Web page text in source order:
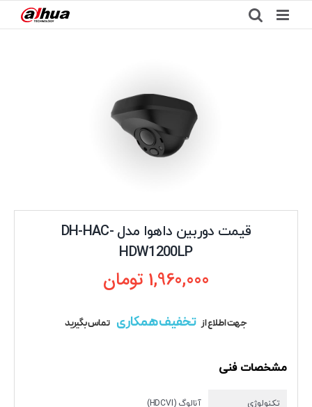
to
قیمت دوربین داهوا مدل DH-HAC-
HDW1200LP
1,960,000 تومان
جهت اطلاع از تخفیف همکاری تماس بگیرید
مشخصات فنی
تکنولوژی آنالوگ (HDCVI)